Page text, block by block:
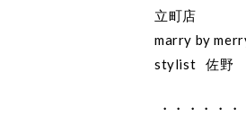
立町店
marry by
stylist 佐野
・・・・・